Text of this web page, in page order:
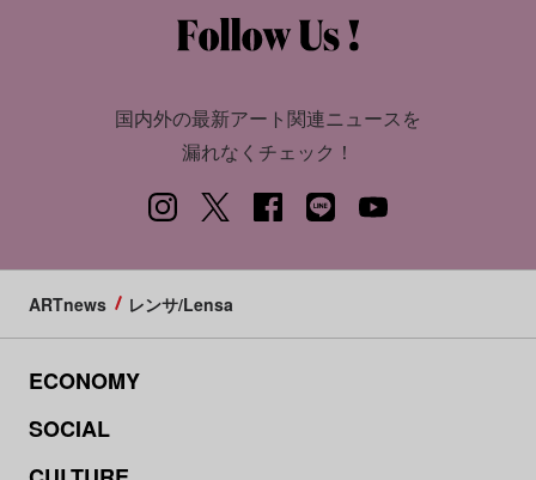
国内外の最新アート関連ニュースを
漏れなくチェック！
ARTnews レンサ/Lensa
ECONOMY
SOCIAL